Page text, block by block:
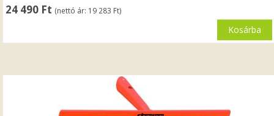
24 490 Ft (nettó ár: 19 283 Ft)
Kosárba